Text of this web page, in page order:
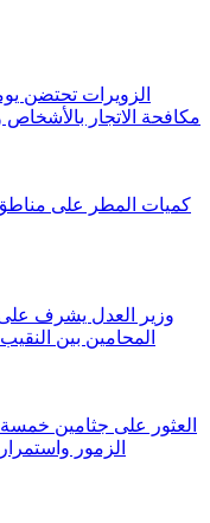
الزويرات تحتضن
مكافحة الاتجار
كميات المطر على
وزير العدل يشرف على
المحامين بين
العثور على جثامين
الزمور